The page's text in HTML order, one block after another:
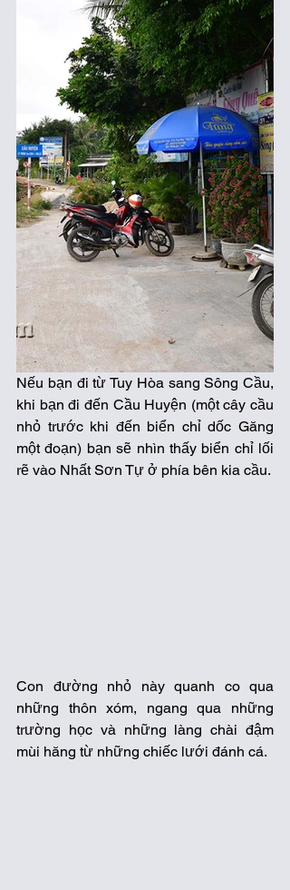
Nếu bạn đi từ Tuy Hòa sang Sông Cầu,
khi bạn đi đến Cầu Huyện (một cây cầu
nhỏ trước khi đến biển chỉ dốc Găng
một đoạn) bạn sẽ nhìn thấy biển chỉ lối
rẽ vào Nhất Sơn Tự ở phía bên kia cầu.
Con đường nhỏ này quanh co qua
những thôn xóm, ngang qua những
trường học và những làng chài đậm
mùi hăng từ những chiếc lưới đánh cá.